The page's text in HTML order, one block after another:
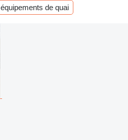
équipements de quai